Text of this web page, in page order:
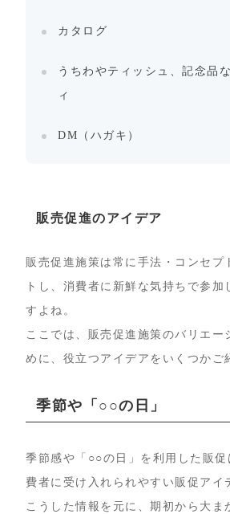
カタログ
うちわやティッシュ、記念品
ィ
DM（ハガキ）
販売促進のアイデア
販売促進施策は常に手法・コンセプ
トし、消費者に新鮮な気持ちで参加
すよね。
ここでは、販売促進施策のバリエー
めに、役立つアイデアをいくつかご
季節や「○○の日」
季節感や「○○の日」を利用した販促
費者に受け入れられやすい販促アイ
こうした情報を元に、期初から大ま